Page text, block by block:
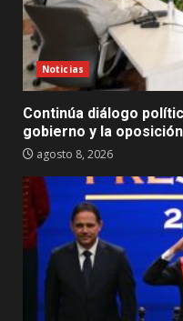
Noticias
Continúa diálogo
gobierno y la oposición
agosto 8, 2026